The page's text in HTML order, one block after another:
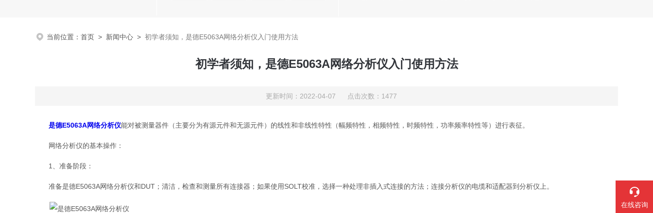
当前位置： 首页 > 新闻中心 > 初学者须知，是德E5063A网络分析仪入门使用方法
初学者须知，是德E5063A网络分析仪入门使用方法
更新时间：2022-04-07 点击次数：1477
是德E5063A网络分析仪能对被测量器件（主要分为有源元件和无源元件）的线性和非线性特性（幅频特性，相频特性，时频特性，功率频率特性等）进行表征。
网络分析仪的基本操作：
1、准备阶段：
准备是德E5063A网络分析仪和DUT；清洁，检查和测量所有连接器；如果使用SOLT校准，选择一种处理非插入式连接的方法；连接分析仪的电缆和适配器到分析仪上。
在线咨询